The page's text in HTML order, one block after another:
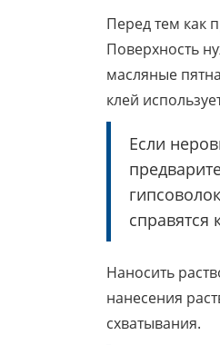
Перед тем как
Поверхность
масляные
клей
Если
справятся
Наносить
нанесения
схватывания.